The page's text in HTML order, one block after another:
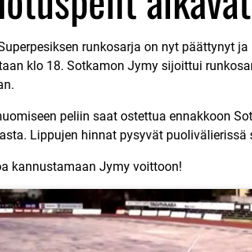
runkosarja on nyt päättynyt
klo 18. Sotkamon Jymy sijoittui
peliin saat ostettua ennakkoon
Lippujen hinnat pysyvät puolivälierissä
kannustamaan Jymy voittoon!